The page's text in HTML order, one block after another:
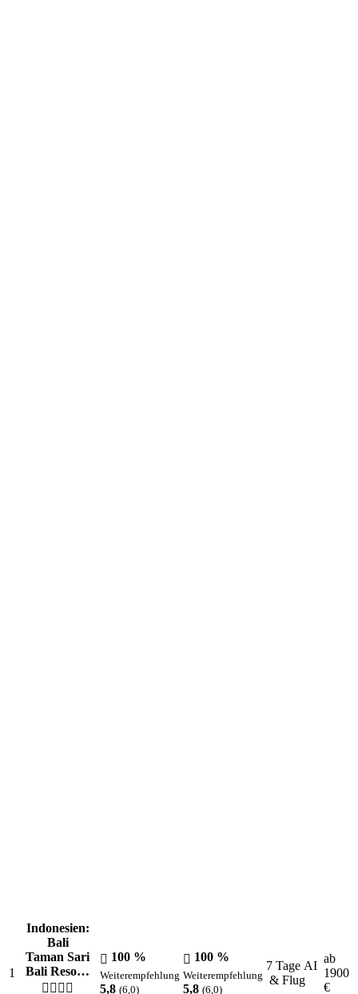
1
Indonesien:
Bali
Taman Sari
Bali Reso…
100 %
Weiterempfehlung
5,8 (6,0)
100 %
Weiterempfehlung
5,8 (6,0)
7 Tage AI
& Flug
ab
1900
€